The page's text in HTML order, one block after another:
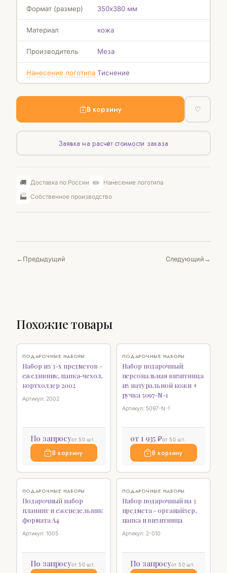
Формат (размер) 350х380 мм
Материал кожа
Производитель Меза
Нанесение логотипа Тиснение
В корзину ♡
Заявка на расчёт стоимости заказа
🚚 Доставка по России ✏️ Нанесение логотипа
🏭 Собственное производство
Предыдущий Следующий
Похожие товары
НОВИНКА
ПОДАРОЧНЫЕ НАБОРЫ
Набор из 3-х предметов -
ежеднвник, папка-чехол,
кортхолдер 2002
Артикул: 2002
По запросуот 50 шт.
В корзину
ПОДАРОЧНЫЕ НАБОРЫ
Набор подарочный:
персональная визитница
из натуральной кожи +
ручка 5097-N-1
Артикул: 5097-N-1
от 1 935 ₽от 50 шт.
В корзину
ПОДАРОЧНЫЕ НАБОРЫ
Подарочный набор
планинг и еженедельник
формата А4
Артикул: 1005
По запросуот 50 шт.
ПОДАРОЧНЫЕ НАБОРЫ
Набор подарочный на 3
предмета - органайзер,
папка и визитница
Артикул: 2-010
По запросуот 50 шт.